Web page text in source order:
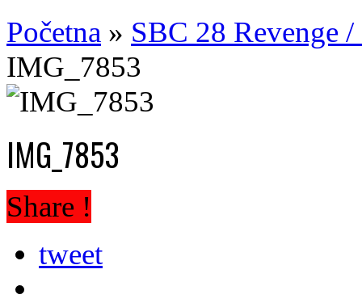
Početna » SBC 28 Revenge
IMG_7853
IMG_7853
Share !
tweet